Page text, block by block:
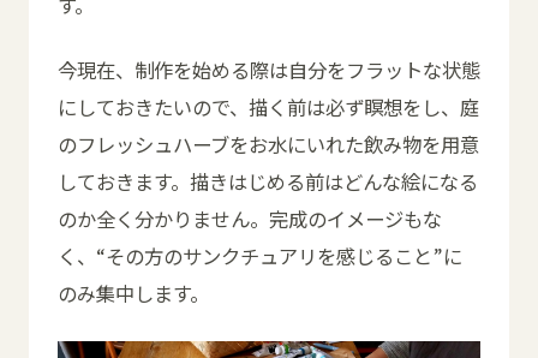
今現在、制作を始める際は自分をフラットな状態
にしておきたいので、描く前は必ず瞑想をし、庭
のフレッシュハーブをお水にいれた飲み物を用意
しておきます。描きはじめる前はどんな絵になる
のか全く分かりません。完成のイメージもな
く、“その方のサンクチュアリを感じること”に
のみ集中します。